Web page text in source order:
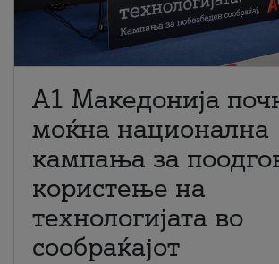
A1 Македонија
моќна национална
кампања за
користење на
технологијата во
сообраќајот